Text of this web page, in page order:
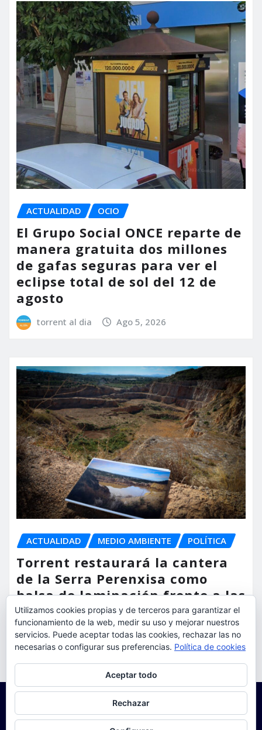
ACTUALIDAD OCIO
El Grupo Social ONCE reparte de
manera gratuita dos millones
de gafas seguras para ver el
eclipse total de sol del 12 de
agosto
torrent al dia Ago 5, 2026
ACTUALIDAD MEDIO AMBIENTE POLÍTICA
Torrent restaurará la cantera
de la Serra Perenxisa como
balsa de laminación frente a las
lluvias torrenciales
torrent al dia Ago 5, 2026
Utilizamos cookies propias y de terceros para garantizar el
funcionamiento de la web, medir su uso y mejorar nuestros
servicios. Puede aceptar todas las cookies, rechazar las no
necesarias o configurar sus preferencias. Política de cookies
Aceptar todo
Rechazar
Para obtener más información, incluido cómo gestionar las cookies,